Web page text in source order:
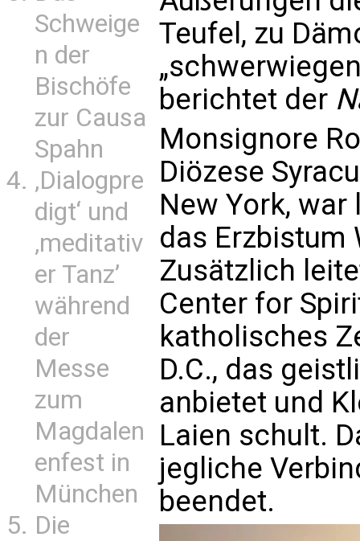
Schweige
n der
Bischöfe
zur Causa
Spahn
‚Dialogpre
digt‘ und
‚meditativ
er Tanz’
während
der
Messe
zum
Magdalen
enfest in
München
Die
Teufel, zu
berichtet der
Monsignore
Diözese
New York,
das Erzbistum
Zusätzlich
Center for
katholisches
D.C., das
anbietet und
Laien schult.
jegliche
beendet.